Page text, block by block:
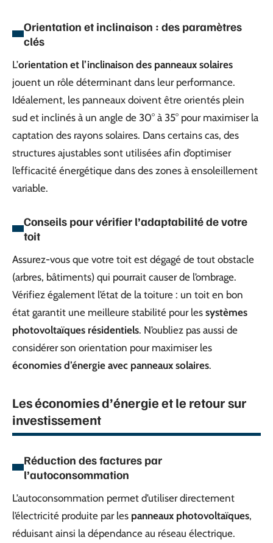
Orientation et inclinaison : des paramètres
clés
L’orientation et l’inclinaison des panneaux solaires
jouent un rôle déterminant dans leur performance.
Idéalement, les panneaux doivent être orientés plein
sud et inclinés à un angle de 30° à 35° pour maximiser la
captation des rayons solaires. Dans certains cas, des
structures ajustables sont utilisées afin d’optimiser
l’efficacité énergétique dans des zones à ensoleillement
variable.
Conseils pour vérifier l’adaptabilité de votre
toit
Assurez-vous que votre toit est dégagé de tout obstacle
(arbres, bâtiments) qui pourrait causer de l’ombrage.
Vérifiez également l’état de la toiture : un toit en bon
état garantit une meilleure stabilité pour les systèmes
photovoltaïques résidentiels. N’oubliez pas aussi de
considérer son orientation pour maximiser les
économies d’énergie avec panneaux solaires.
Les économies d’énergie et le retour sur
investissement
Réduction des factures par
l’autoconsommation
L’autoconsommation permet d’utiliser directement
l’électricité produite par les panneaux photovoltaïques,
réduisant ainsi la dépendance au réseau électrique.